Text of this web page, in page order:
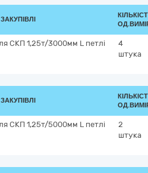
СКП 1,25т/3000мм L петлі
4
штука
СКП 1,25т/5000мм L петлі
2
штука